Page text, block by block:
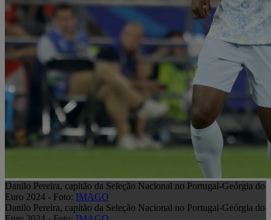
Danilo Pereira, capitão da Seleção Nacional no Portugal-Geórgia do
Euro 2024 - Foto: IMAGO
Danilo Pereira, capitão da Seleção Nacional no Portugal-Geórgia do